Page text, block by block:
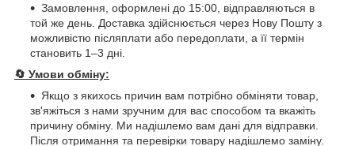
Замовлення, оформлені до 15:00, відправляються в
той же день. Доставка здійснюється через Нову Пошту з
можливістю післяплати або передоплати, а її термін
становить 1–3 дні.
🔄 Умови обміну:
Якщо з якихось причин вам потрібно обміняти товар,
зв'яжіться з нами зручним для вас способом та вкажіть
причину обміну. Ми надішлемо вам дані для відправки.
Після отримання та перевірки товару надішлемо заміну.